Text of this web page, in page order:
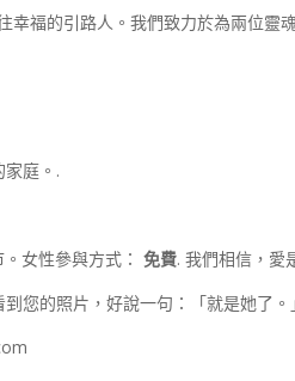
福的引路人。我們致力於為兩位靈
庭。.
女性參與方式：免費. 我們相信，愛
您的照片，好說一句：「就是她了。